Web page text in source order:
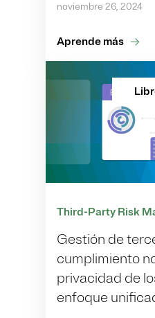
noviembre 26, 2024
Aprende más
Third-Party Risk
Gestión de
cumplimiento
privacidad de
enfoque